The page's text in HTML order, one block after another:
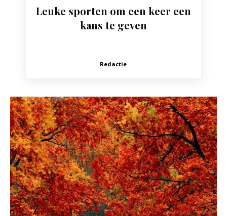
Leuke sporten om een keer een
kans te geven
Redactie